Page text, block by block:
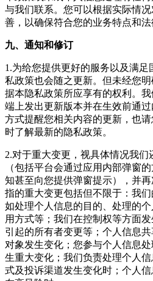
与我们联系。您可以根据实际情
善，以确保符合您的业务特点和法
九、通知和修订
1.为给您提供更好的服务以及满
私政策也会随之更新。但未经您
据本隐私政策所应享有的权利。
端上发出更新版本并在生效前通
方式提醒您相关内容的更新，也请
时了解最新的隐私政策。
2.对于重大变更，视具体情况我
（包括平台会通过应用内部弹窗
知甚至向您提供弹窗提示），并
指的重大变更包括但不限于：我
如处理个人信息的目的、处理的
用方式等；我们在控制权等方面
引起的所有者变更等；个人信息
对象发生变化；您参与个人信息
生重大变化；我们负责处理个人
式及投诉渠道发生变化时；个人